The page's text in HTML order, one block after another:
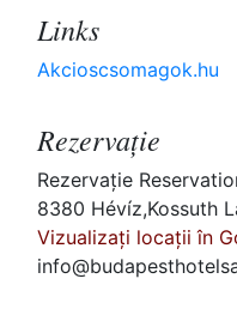
Links
Akcioscsomagok.hu
Rezervaţie
Rezervaţie
8380 Hévíz,Kossuth
Vizualizați locații în